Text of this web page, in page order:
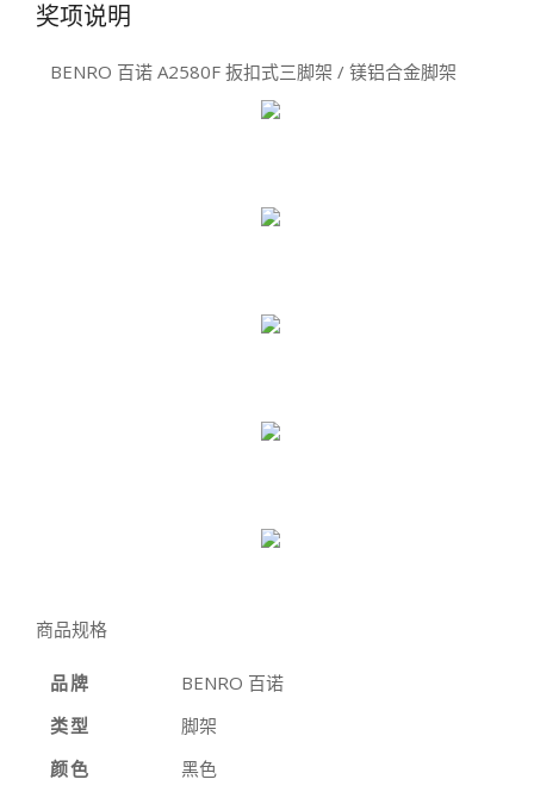
奖项说明
BENRO 百诺 A2580F 扳扣式三脚架 / 镁铝合金脚架
商品规格
品牌
BENRO 百诺
类型
脚架
颜色
黑色